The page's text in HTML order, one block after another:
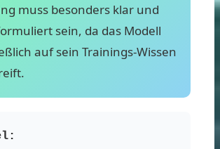
muss besonders klar und
sein, da das Modell
auf sein Trainings-Wissen